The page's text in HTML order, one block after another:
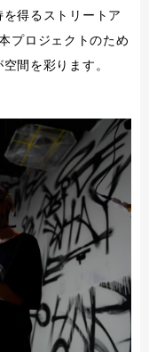
得るストリートア
プロジェクトのため
間を彩ります。